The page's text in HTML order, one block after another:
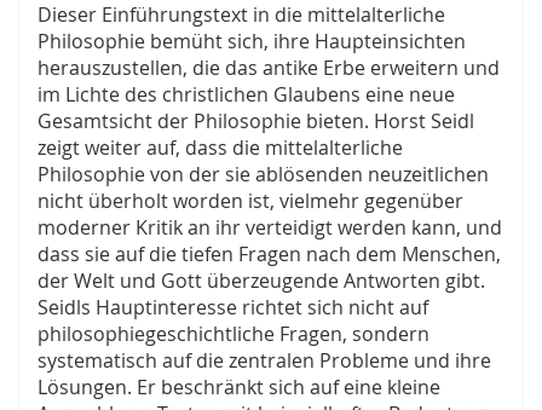
Dieser Einführungstext in die mittelalterliche
Philosophie bemüht sich, ihre Haupteinsichten
herauszustellen, die das antike Erbe erweitern und
im Lichte des christlichen Glaubens eine neue
Gesamtsicht der Philosophie bieten. Horst Seidl
zeigt weiter auf, dass die mittelalterliche
Philosophie von der sie ablösenden neuzeitlichen
nicht überholt worden ist, vielmehr gegenüber
moderner Kritik an ihr verteidigt werden kann, und
dass sie auf die tiefen Fragen nach dem Menschen,
der Welt und Gott überzeugende Antworten gibt.
Seidls Hauptinteresse richtet sich nicht auf
philosophiegeschichtliche Fragen, sondern
systematisch auf die zentralen Probleme und ihre
Lösungen. Er beschränkt sich auf eine kleine